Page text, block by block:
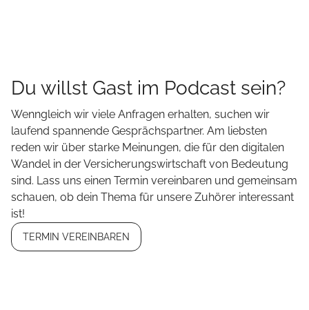
Du willst Gast im Podcast sein?
Wenngleich wir viele Anfragen erhalten, suchen wir
laufend spannende Gesprächspartner. Am liebsten
reden wir über starke Meinungen, die für den digitalen
Wandel in der Versicherungswirtschaft von Bedeutung
sind. Lass uns einen Termin vereinbaren und gemeinsam
schauen, ob dein Thema für unsere Zuhörer interessant
ist!
TERMIN VEREINBAREN